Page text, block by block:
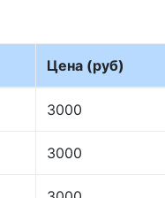
Цена (руб)
3000
3000